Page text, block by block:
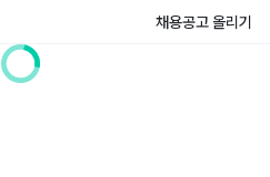
채용공고 올리기